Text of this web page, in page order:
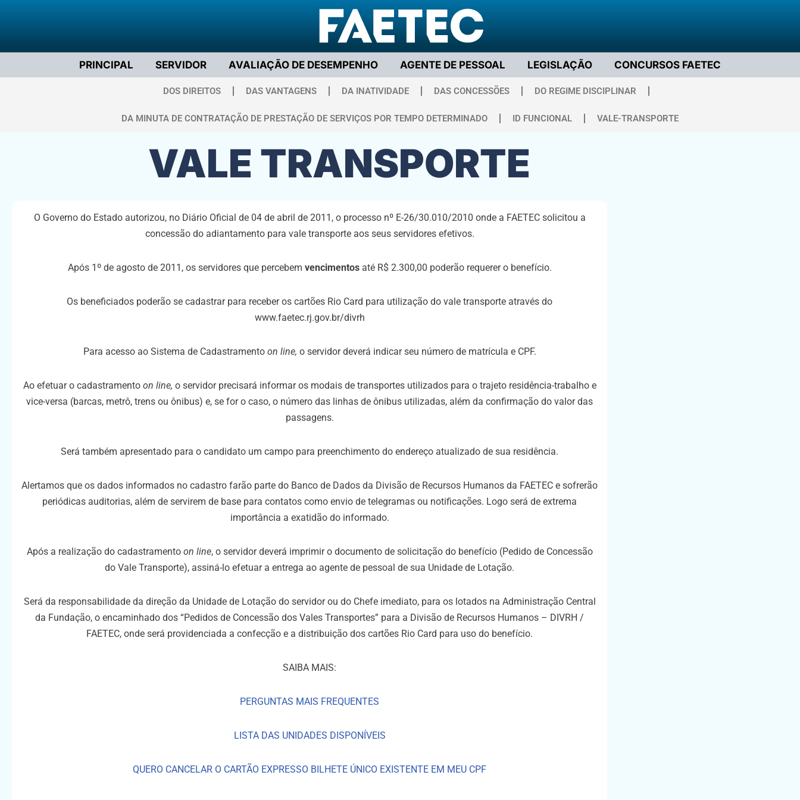
PRINCIPAL SERVIDOR AVALIAÇÃO DE DESEMPENHO AGENTE DE PESSOAL LEGISLAÇÃO CONCURSOS FAETEC
DOS DIREITOS DAS VANTAGENS DA INATIVIDADE DAS CONCESSÕES DO REGIME DISCIPLINAR
DA MINUTA DE CONTRATAÇÃO DE PRESTAÇÃO DE SERVIÇOS POR TEMPO DETERMINADO ID FUNCIONAL VALE-TRANSPORTE
VALE TRANSPORTE
O Governo do Estado autorizou, no Diário Oficial de 04 de abril de 2011, o processo nº E-26/30.010/2010 onde a FAETEC solicitou a
concessão do adiantamento para vale transporte aos seus servidores efetivos.
Após 1º de agosto de 2011, os servidores que percebem vencimentosaté R$ 2.300,00 poderão requerer o benefício.
Os beneficiados poderão se cadastrar para receber os cartões Rio Card para utilização do vale transporte através do
www.faetec.rj.gov.br/divrh
Para acesso ao Sistema de Cadastramento on line, o servidor deverá indicar seu número de matrícula e CPF.
Ao efetuar o cadastramento on line, o servidor precisará informar os modais de transportes utilizados para o trajeto residência-trabalho e
vice-versa (barcas, metrô, trens ou ônibus) e, se for o caso, o número das linhas de ônibus utilizadas, além da confirmação do valor das
passagens.
Será também apresentado para o candidato um campo para preenchimento do endereço atualizado de sua residência.
Alertamos que os dados informados no cadastro farão parte do Banco de Dados da Divisão de Recursos Humanos da FAETEC e sofrerão
periódicas auditorias, além de servirem de base para contatos como envio de telegramas ou notificações. Logo será de extrema
importância a exatidão do informado.
Após a realização do cadastramento on line, o servidor deverá imprimir o documento de solicitação do benefício (Pedido de Concessão
do Vale Transporte), assiná-lo efetuar a entrega ao agente de pessoal de sua Unidade de Lotação.
Será da responsabilidade da direção da Unidade de Lotação do servidor ou do Chefe imediato, para os lotados na Administração Central
da Fundação, o encaminhado dos “Pedidos de Concessão dos Vales Transportes” para a Divisão de Recursos Humanos – DIVRH /
FAETEC, onde será providenciada a confecção e a distribuição dos cartões Rio Card para uso do benefício.
SAIBA MAIS:
PERGUNTAS MAIS FREQUENTES
LISTA DAS UNIDADES DISPONÍVEIS
QUERO CANCELAR O CARTÃO EXPRESSO BILHETE ÚNICO EXISTENTE EM MEU CPF